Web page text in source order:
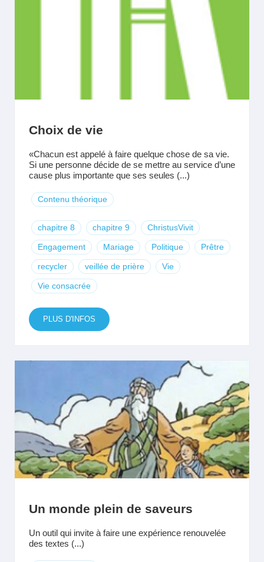
Choix de vie
«Chacun est appelé à faire quelque chose de sa vie.
Si une personne décide de se mettre au service d’une
cause plus importante que ses seules (...)
Contenu théorique
chapitre 8 chapitre 9 ChristusVivit
Engagement Mariage Politique Prêtre
recycler veillée de prière Vie
Vie consacrée
PLUS D'INFOS
Un monde plein de saveurs
Un outil qui invite à faire une expérience renouvelée
des textes (...)